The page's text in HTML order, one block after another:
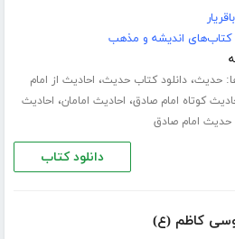
کتاب‌های اندیشه و مذهب
حدیث،دانلود کتاب حدیث، احادیث از امام
کوتاه امام صادق، احادیث امامان، احادیث
حدیث امام صادق
دانلود کتاب
کاظم (ع)